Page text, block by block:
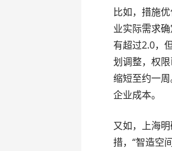
比如，措施
业实际需求
有超过2.0，
划调整，权
缩短至约一
企业成本。
又如，上海
措，“智造空